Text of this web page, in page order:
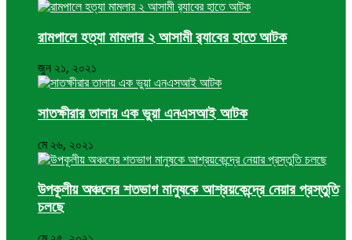
রামপালে হত্যা মামলার ২ আসামী র‍্যাবের হাতে আটক
জুন ২১, ২০২১
সাতক্ষীরার তালায় এক ভুয়া এনএসআই আটক
মে ২৬, ২০২১
উপকূলীয় অঞ্চলের শতভাগ মানুষকে আশ্রয়কেন্দ্রে নেয়ার প্রস্তুতি
চলছে